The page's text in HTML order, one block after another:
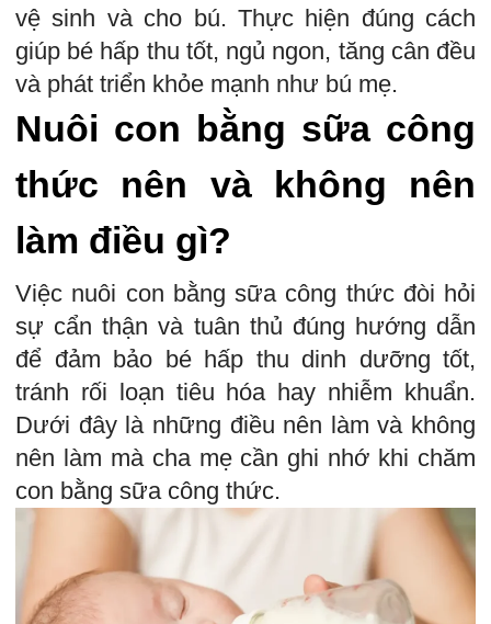
vệ sinh và cho bú. Thực hiện đúng cách
giúp bé hấp thu tốt, ngủ ngon, tăng cân đều
và phát triển khỏe mạnh như bú mẹ.
Nuôi con bằng sữa công
thức nên và không nên
làm điều gì?
Việc nuôi con bằng sữa công thức đòi hỏi
sự cẩn thận và tuân thủ đúng hướng dẫn
để đảm bảo bé hấp thu dinh dưỡng tốt,
tránh rối loạn tiêu hóa hay nhiễm khuẩn.
Dưới đây là những điều nên làm và không
nên làm mà cha mẹ cần ghi nhớ khi chăm
con bằng sữa công thức.